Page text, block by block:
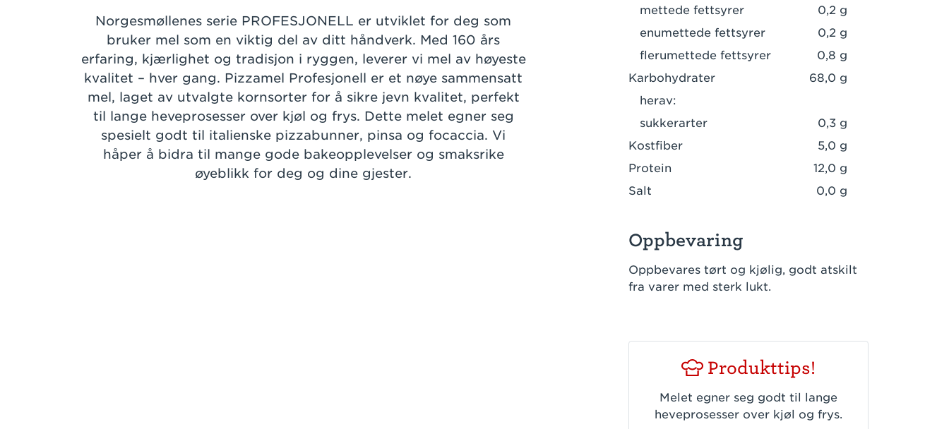
Norgesmøllenes serie PROFESJONELL er utviklet for deg som
bruker mel som en viktig del av ditt håndverk. Med 160 års
erfaring, kjærlighet og tradisjon i ryggen, leverer vi mel av høyeste
kvalitet – hver gang. Pizzamel Profesjonell er et nøye sammensatt
mel, laget av utvalgte kornsorter for å sikre jevn kvalitet, perfekt
til lange heveprosesser over kjøl og frys. Dette melet egner seg
spesielt godt til italienske pizzabunner, pinsa og focaccia. Vi
håper å bidra til mange gode bakeopplevelser og smaksrike
øyeblikk for deg og dine gjester.
mettede fettsyrer
0,2 g
enumettede fettsyrer
0,2 g
flerumettede fettsyrer
0,8 g
Karbohydrater
68,0 g
herav:
sukkerarter
0,3 g
Kostfiber
5,0 g
Protein
12,0 g
Salt
0,0 g
Oppbevaring
Oppbevares tørt og kjølig, godt atskilt
fra varer med sterk lukt.
Produkttips!
Melet egner seg godt til lange
heveprosesser over kjøl og frys.